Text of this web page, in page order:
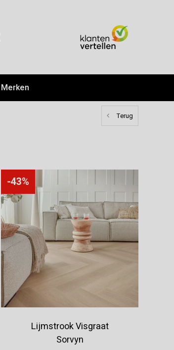
Merken
Terug
-43%
Lijmstrook Visgraat
Sorvyn